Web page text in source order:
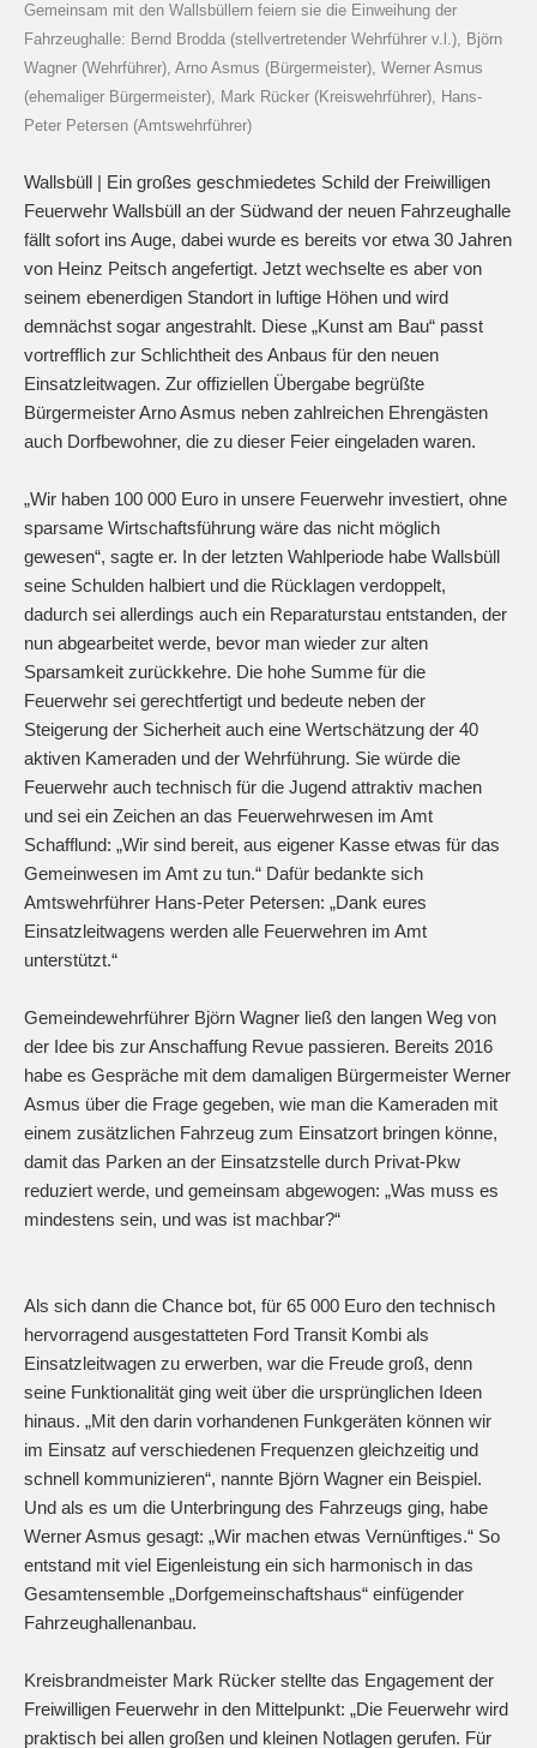
Gemeinsam mit den Wallsbüllern feiern sie die Einweihung der
Fahrzeughalle: Bernd Brodda (stellvertretender Wehrführer v.l.), Björn
Wagner (Wehrführer), Arno Asmus (Bürgermeister), Werner Asmus
(ehemaliger Bürgermeister), Mark Rücker (Kreiswehrführer), Hans-
Peter Petersen (Amtswehrführer)
Wallsbüll | Ein großes geschmiedetes Schild der Freiwilligen
Feuerwehr Wallsbüll an der Südwand der neuen Fahrzeughalle
fällt sofort ins Auge, dabei wurde es bereits vor etwa 30 Jahren
von Heinz Peitsch angefertigt. Jetzt wechselte es aber von
seinem ebenerdigen Standort in luftige Höhen und wird
demnächst sogar angestrahlt. Diese „Kunst am Bau“ passt
vortrefflich zur Schlichtheit des Anbaus für den neuen
Einsatzleitwagen. Zur offiziellen Übergabe begrüßte
Bürgermeister Arno Asmus neben zahlreichen Ehrengästen
auch Dorfbewohner, die zu dieser Feier eingeladen waren.
„Wir haben 100 000 Euro in unsere Feuerwehr investiert, ohne
sparsame Wirtschaftsführung wäre das nicht möglich
gewesen“, sagte er. In der letzten Wahlperiode habe Wallsbüll
seine Schulden halbiert und die Rücklagen verdoppelt,
dadurch sei allerdings auch ein Reparaturstau entstanden, der
nun abgearbeitet werde, bevor man wieder zur alten
Sparsamkeit zurückkehre. Die hohe Summe für die
Feuerwehr sei gerechtfertigt und bedeute neben der
Steigerung der Sicherheit auch eine Wertschätzung der 40
aktiven Kameraden und der Wehrführung. Sie würde die
Feuerwehr auch technisch für die Jugend attraktiv machen
und sei ein Zeichen an das Feuerwehrwesen im Amt
Schafflund: „Wir sind bereit, aus eigener Kasse etwas für das
Gemeinwesen im Amt zu tun.“ Dafür bedankte sich
Amtswehrführer Hans-Peter Petersen: „Dank eures
Einsatzleitwagens werden alle Feuerwehren im Amt
unterstützt.“
Gemeindewehrführer Björn Wagner ließ den langen Weg von
der Idee bis zur Anschaffung Revue passieren. Bereits 2016
habe es Gespräche mit dem damaligen Bürgermeister Werner
Asmus über die Frage gegeben, wie man die Kameraden mit
einem zusätzlichen Fahrzeug zum Einsatzort bringen könne,
damit das Parken an der Einsatzstelle durch Privat-Pkw
reduziert werde, und gemeinsam abgewogen: „Was muss es
mindestens sein, und was ist machbar?“
Als sich dann die Chance bot, für 65 000 Euro den technisch
hervorragend ausgestatteten Ford Transit Kombi als
Einsatzleitwagen zu erwerben, war die Freude groß, denn
seine Funktionalität ging weit über die ursprünglichen Ideen
hinaus. „Mit den darin vorhandenen Funkgeräten können wir
im Einsatz auf verschiedenen Frequenzen gleichzeitig und
schnell kommunizieren“, nannte Björn Wagner ein Beispiel.
Und als es um die Unterbringung des Fahrzeugs ging, habe
Werner Asmus gesagt: „Wir machen etwas Vernünftiges.“ So
entstand mit viel Eigenleistung ein sich harmonisch in das
Gesamtensemble „Dorfgemeinschaftshaus“ einfügender
Fahrzeughallenanbau.
Kreisbrandmeister Mark Rücker stellte das Engagement der
Freiwilligen Feuerwehr in den Mittelpunkt: „Die Feuerwehr wird
praktisch bei allen großen und kleinen Notlagen gerufen. Für